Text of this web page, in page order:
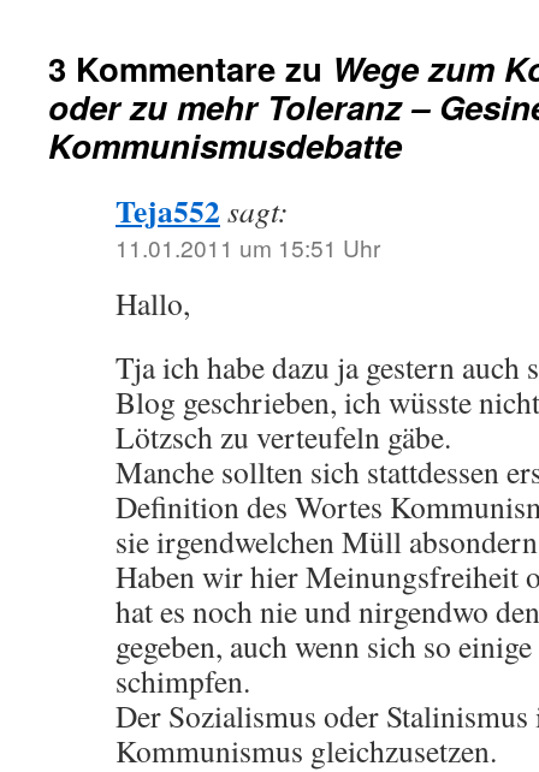
3 Kommentare zu Wege zum
oder zu mehr Toleranz –
Kommunismusdebatte
Teja552 sagt:
11.01.2011 um 15:51 Uhr
Hallo,
Tja ich habe dazu ja gestern auch
Blog geschrieben, ich wüsste
Lötzsch zu verteufeln gäbe.
Manche sollten sich stattdessen
Definition des Wortes
sie irgendwelchen Müll
Haben wir hier Meinungsfreiheit
hat es noch nie und nirgendwo
gegeben, auch wenn sich so
schimpfen.
Der Sozialismus oder
Kommunismus gleichzusetzen.